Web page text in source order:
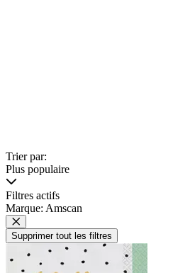
Trier par:
Plus populaire
Filtres actifs
Marque: Amscan
Supprimer tout les filtres